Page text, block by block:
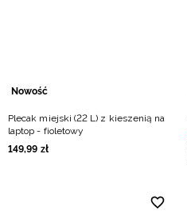
Nowość
Plecak miejski (22 L) z kieszenią na
laptop - fioletowy
149,99 zł